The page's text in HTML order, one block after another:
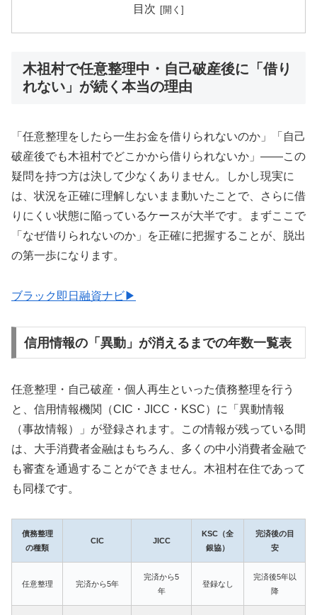
目次
木祖村で任意整理中・自己破産後に「借り
れない」が続く本当の理由
「任意整理をしたら一生お金を借りられないのか」「自己
破産後でも木祖村でどこかから借りられないか」——この
疑問を持つ方は決して少なくありません。しかし現実に
は、状況を正確に理解しないまま動いたことで、さらに借
りにくい状態に陥っているケースが大半です。まずここで
「なぜ借りられないのか」を正確に把握することが、脱出
の第一歩になります。
ブラック即日融資ナビ▶
信用情報の「異動」が消えるまでの年数一覧表
任意整理・自己破産・個人再生といった債務整理を行う
と、信用情報機関（CIC・JICC・KSC）に「異動情報
（事故情報）」が登録されます。この情報が残っている間
は、大手消費者金融はもちろん、多くの中小消費者金融で
も審査を通過することができません。木祖村在住であって
も同様です。
債務整理
の種類
CIC JICC
KSC（全
銀協）
完済後の目
安
任意整理 完済から5年
完済から5
年
登録なし
完済後5年以
降